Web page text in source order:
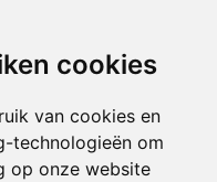
cookies
van cookies en
technologieën om
op onze website